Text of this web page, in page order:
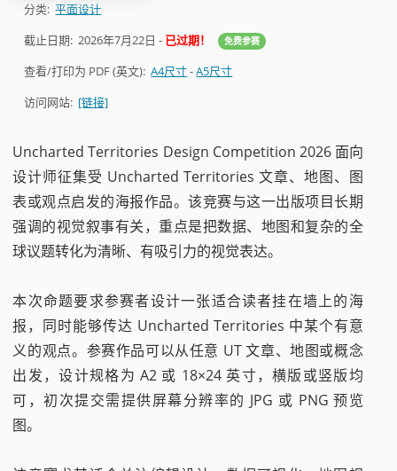
分类:平面设计
截止日期:2026年7月22日 - 已过期！ 免费参赛
查看/打印为 PDF (英文):A4尺寸-A5尺寸
访问网站: [链接]
Uncharted Territories Design Competition 2026 面向
设计师征集受 Uncharted Territories 文章、地图、图
表或观点启发的海报作品。该竞赛与这一出版项目长期
强调的视觉叙事有关，重点是把数据、地图和复杂的全
球议题转化为清晰、有吸引力的视觉表达。
本次命题要求参赛者设计一张适合读者挂在墙上的海
报，同时能够传达 Uncharted Territories 中某个有意
义的观点。参赛作品可以从任意 UT 文章、地图或概念
出发，设计规格为 A2 或 18×24 英寸，横版或竖版均
可，初次提交需提供屏幕分辨率的 JPG 或 PNG 预览
图。